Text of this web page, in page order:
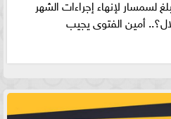
لسمسار لإنهاء إجراءات الشهر
أمين الفتوى يجيب